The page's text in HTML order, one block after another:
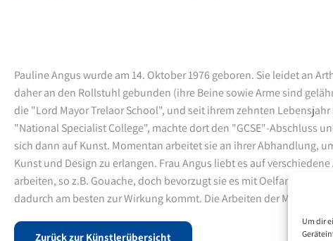
Um dir
Pauline Angus wurde am 14. Oktober 1976 geboren. Sie leidet an
daher an den Rollstuhl gebunden (ihre Beine sowie Arme sind
die "Lord Mayor Trelaor School", und seit ihrem zehnten Lebensjahr
"National Specialist College", machte dort den "GCSE"-Abschluss
sich dann auf Kunst. Momentan arbeitet sie an ihrer Abhandlung,
Kunst und Design zu erlangen. Frau Angus liebt es auf verschiedene
arbeiten, so z.B. Gouache, doch bevorzugt sie es mit Oelfarben zu
dadurch am besten zur Wirkung kommt. Die Arbeiten der
Zurück zur Künstlerübersicht